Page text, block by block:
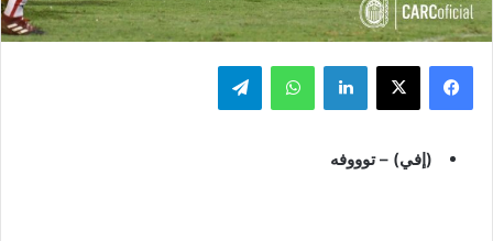
فيسبوك ‫X لينكدإن واتساب تيلقرام
(إفي) – توووفه